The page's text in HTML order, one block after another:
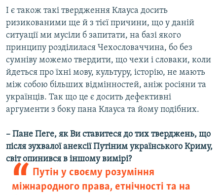
І є також такі твердження Клауса досить
ризикованими ще й з тієї причини, що у даній
ситуації ми мусіли б запитати, на базі якого
принципу розділилася Чехословаччина, бо без
сумніву можемо твердити, що чехи і словаки, коли
йдеться про їхні мову, культуру, історію, не мають
між собою більших відмінностей, аніж росіяни та
українців. Так що це є досить дефективні
аргументи з боку пана Клауса та йому подібних.
– Пане Пеге, як Ви ставитеся до тих тверджень, що
після зухвалої анексії Путіним українського Криму,
світ опинився в іншому вимірі?
Путін у своєму розуміння
міжнародного права, етнічності та на